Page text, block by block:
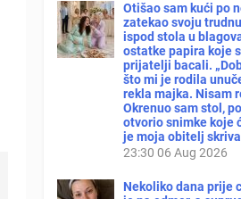
Otišao sam kući po
zatekao svoju
ispod stola u
ostatke papira koje
prijatelji bacali.
što mi je rodila
rekla majka. Nisam
Okrenuo sam stol,
otvorio snimke koje
je moja obitelj
23:30 06 Aug 2026
Nekoliko dana prije